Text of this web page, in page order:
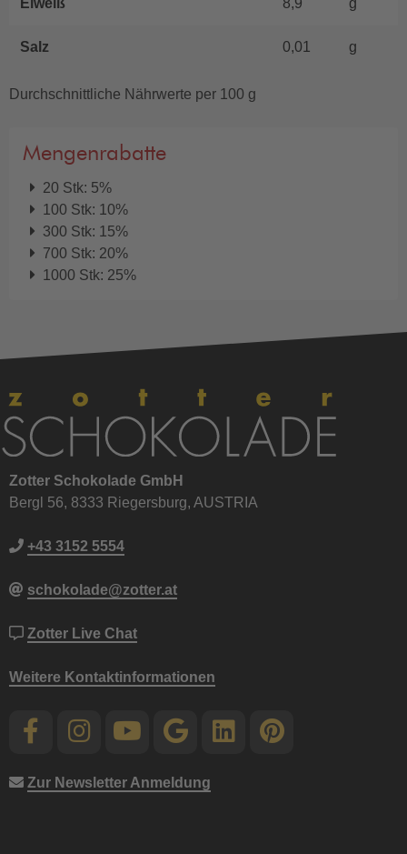
Eiweiß 8,9 g
Salz 0,01 g
Durchschnittliche Nährwerte per 100 g
Mengenrabatte
20 Stk: 5%
100 Stk: 10%
300 Stk: 15%
700 Stk: 20%
1000 Stk: 25%
Zotter Schokolade GmbH
Bergl 56, 8333 Riegersburg, AUSTRIA
+43 3152 5554
schokolade@zotter.at
Zotter Live Chat
Weitere Kontaktinformationen
Zur Newsletter Anmeldung